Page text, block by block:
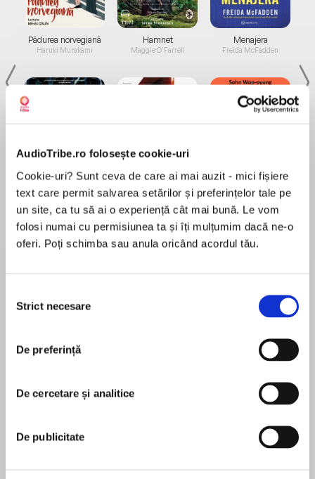
AudioTribe.ro folosește cookie-uri
Cookie-uri? Sunt ceva de care ai mai auzit - mici fișiere
text care permit salvarea setărilor și preferințelor tale pe
un site, ca tu să ai o experiență cât mai bună. Le vom
folosi numai cu permisiunea ta și îți mulțumim dacă ne-o
oferi. Poți schimba sau anula oricând acordul tău.
consimțământului
Strict necesare
De preferință
De cercetare și analitice
De publicitate
Pădurea norvegiană
Haruki Murakami
de...
Dani Francis
Hamnet
Maggie O'Farrell
la...
Lauren Weisberger
Menajera
Freida McFadden
Sohn Won-pyung
fericite, pisica Vadú și musca Gina pornesc din
nou la drum. De data aceasta cu avionul, care le
Însoțite de Sophie și de mama ei, cele două
oamenilor din această țară, supraviețuiesc
atacului lui Piran Golan – un motan pe cât de
dezleagă misterul craniului lui Vincent, găsit pe
În acest moment nu există recenzii
pentru această carte